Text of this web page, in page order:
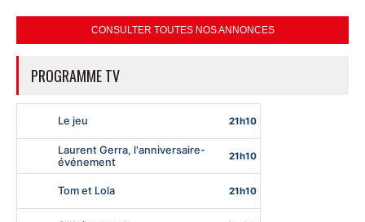
CONSULTER TOUTES NOS ANNONCES
PROGRAMME TV